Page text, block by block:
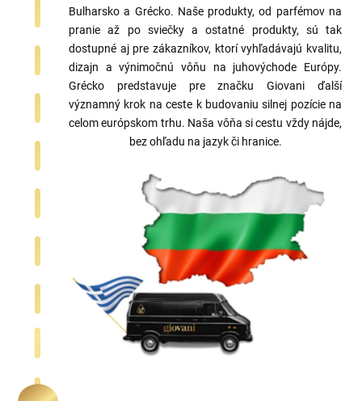
Bulharsko a Grécko. Naše produkty, od parfémov na
pranie až po sviečky a ostatné produkty, sú tak
dostupné aj pre zákazníkov, ktorí vyhľadávajú kvalitu,
dizajn a výnimočnú vôňu na juhovýchode Európy.
Grécko predstavuje pre značku Giovani ďalší
významný krok na ceste k budovaniu silnej pozície na
celom európskom trhu. Naša vôňa si cestu vždy nájde,
bez ohľadu na jazyk či hranice.